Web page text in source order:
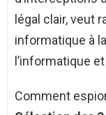
légal clair, veut
informatique à
l’informatique
Comment